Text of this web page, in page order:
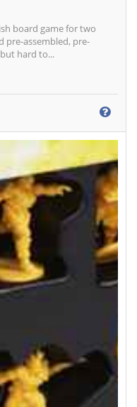
board game for two
pre-assembled, pre-
hard to...